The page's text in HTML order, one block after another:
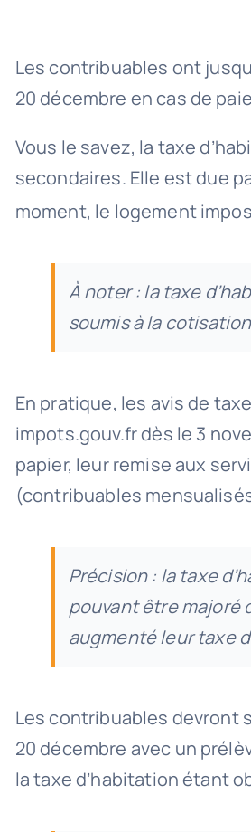
Les contribuables ont
20 décembre en cas de
Vous le savez, la taxe
secondaires. Elle est due
moment, le logement
À noter : la taxe
soumis à la
En pratique, les avis de
impots.gouv.fr dès le 3
papier, leur remise aux
(contribuables
Précision : la taxe
pouvant être majoré
augmenté leur taxe
Les contribuables devront
20 décembre avec un
la taxe d’habitation étant